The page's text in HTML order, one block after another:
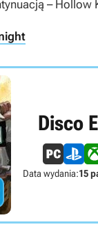
– Hollow
Disco
Data wydania:15